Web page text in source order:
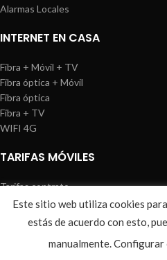
Alarmas Locales
INTERNET EN CASA
Fibra + Móvil + TV
Fibra óptica + Móvil
Fibra óptica
Fibra + TV
WIFI 4G
TARIFAS MÓVILES
Tarifas contrato
Tarifas prepago
WIREDOSAFE Aviso Legal
Este sitio web utiliza cookies
estás de acuerdo con esto,
manualmente.Configurar